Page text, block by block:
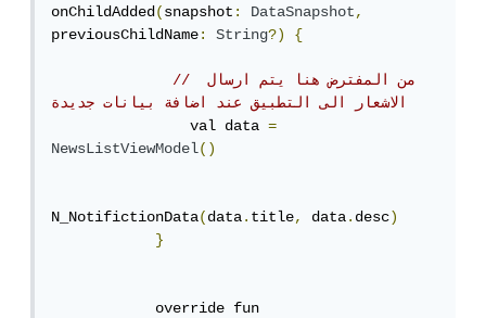
onChildAdded(snapshot: DataSnapshot,
previousChildName: String?) {
// من المفترض هنا يتم ارسال
الاشعار الى التطبيق عند اضافة بيانات جديدة
                val data
=
NewsListViewModel()
N_NotifictionData(data.title, data.desc)
}
            override fun